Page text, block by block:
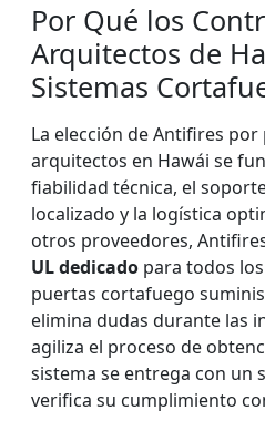
Por Qué los
Arquitectos de
Sistemas
La elección de Antifires
arquitectos en Hawái se
fiabilidad técnica, el
localizado y la logística
otros proveedores,
UL dedicado para todos
puertas cortafuego
elimina dudas durante las
agiliza el proceso de
sistema se entrega con un
verifica su cumplimiento